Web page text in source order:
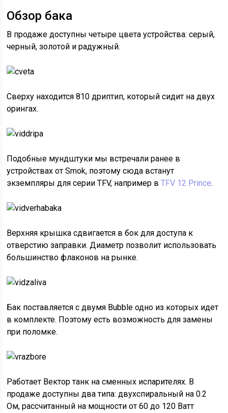
Обзор бака
В продаже доступны четыре цвета устройства: серый,
черный, золотой и радужный.
Сверху находится 810 дриптип, который сидит на двух
орингах.
Подобные мундштуки мы встречали ранее в
устройствах от Smok, поэтому сюда встанут
экземпляры для серии TFV, например вTFV 12 Prince.
Верхняя крышка сдвигается в бок для доступа к
отверстию заправки. Диаметр позволит использовать
большинство флаконов на рынке.
Бак поставляется с двумя Bubble одно из которых идет
в комплекте. Поэтому есть возможность для замены
при поломке.
Работает Вектор танк на сменных испарителях. В
продаже доступны два типа: двухспиральный на 0.2
Ом, рассчитанный на мощности от 60 до 120 Ватт